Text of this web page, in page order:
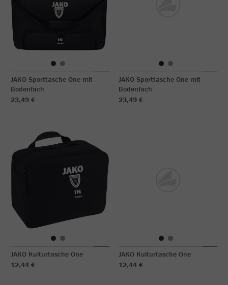
JAKO Sporttasche One mit
Bodenfach
23,49 €
JAKO Sporttasche One mit
Bodenfach
23,49 €
JAKO Kulturtasche One
12,44 €
JAKO Kulturtasche One
12,44 €